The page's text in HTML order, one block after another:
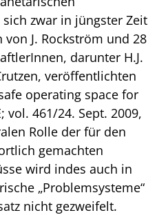
zwar in jüngster Zeit
von J. Rockström und 28
darunter H.J.
veröffentlichten
operating space for
vol. 461/24. Sept. 2009,
Rolle der für den
gemachten
wird indes auch in
„Problemsysteme“
nicht gezweifelt.